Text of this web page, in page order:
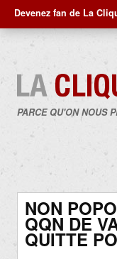
Devenez fan de La
PARCE QU'ON NOUS
NON
QQN DE
QUITTE